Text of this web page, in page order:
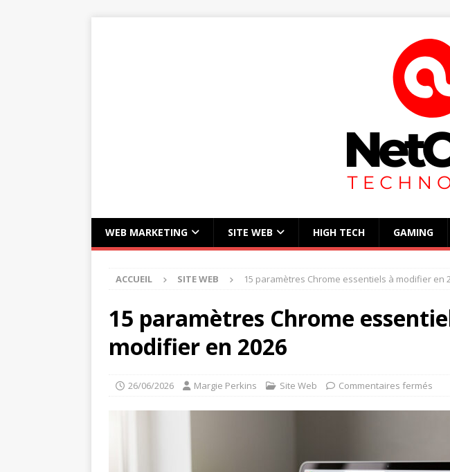
WEB MARKETING SITE WEB HIGH TECH GAMING
ACCUEIL SITE WEB 15 paramètres Chrome essentiels à modifier en
15 paramètres Chrome
modifier en 2026
26/06/2026 Margie Perkins Site Web Commentaires fermés